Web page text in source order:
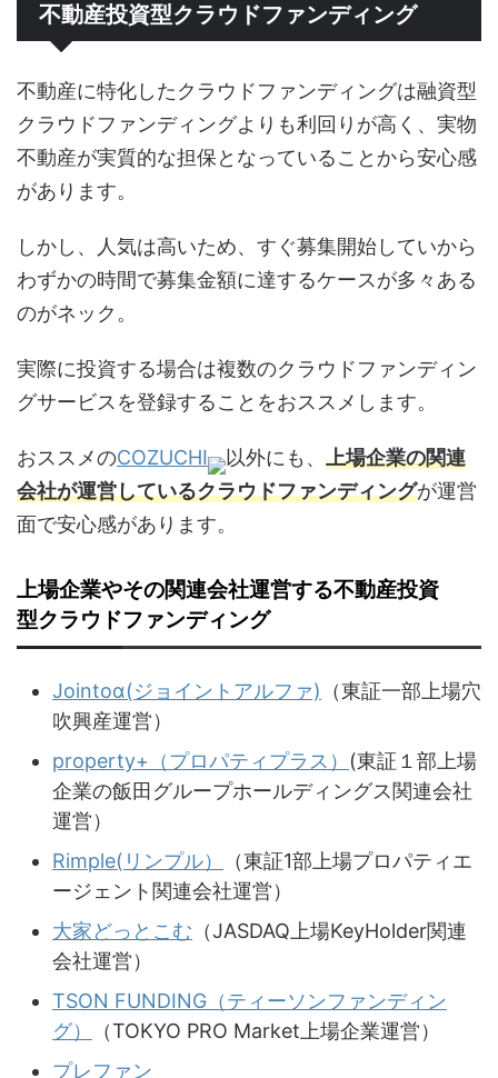
不動産投資型クラウドファンディング
不動産に特化したクラウドファンディングは融資型
クラウドファンディングよりも利回りが高く、実物
不動産が実質的な担保となっていることから安心感
があります。
しかし、人気は高いため、すぐ募集開始していから
わずかの時間で募集金額に達するケースが多々ある
のがネック。
実際に投資する場合は複数のクラウドファンディン
グサービスを登録することをおススメします。
おススメのCOZUCHI 以外にも、 上場企業の関連
会社が運営しているクラウドファンディングが運営
面で安心感があります。
上場企業やその関連会社運営する不動産投資
型クラウドファンディング
Jointoα(ジョイントアルファ) （東証一部上場穴
吹興産運営）
property+（プロパティプラス） (東証１部上場
企業の飯田グループホールディングス関連会社
運営）
Rimple(リンプル）
（東証1部上場プロパティエ
ージェント関連会社運営）
大家どっとこむ （JASDAQ上場KeyHolder関連
会社運営）
TSON FUNDING（ティーソンファンディン
グ）
（TOKYO PRO Market上場企業運営）
プレファン